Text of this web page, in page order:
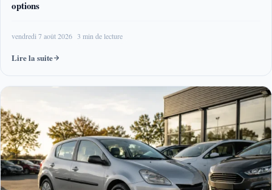
options
vendredi 7 août 2026 3 min de lecture
Lire la suite